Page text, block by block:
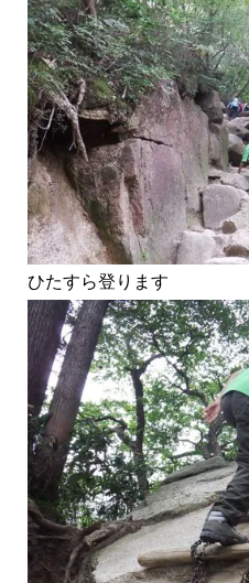
ひたすら登ります